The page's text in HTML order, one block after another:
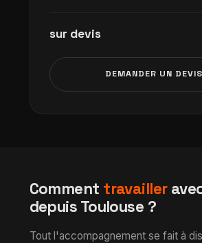
sur devis
DEMANDER UN DEVIS
Comment travailler
depuis Toulouse ?
Tout l'accompagnement se fait à